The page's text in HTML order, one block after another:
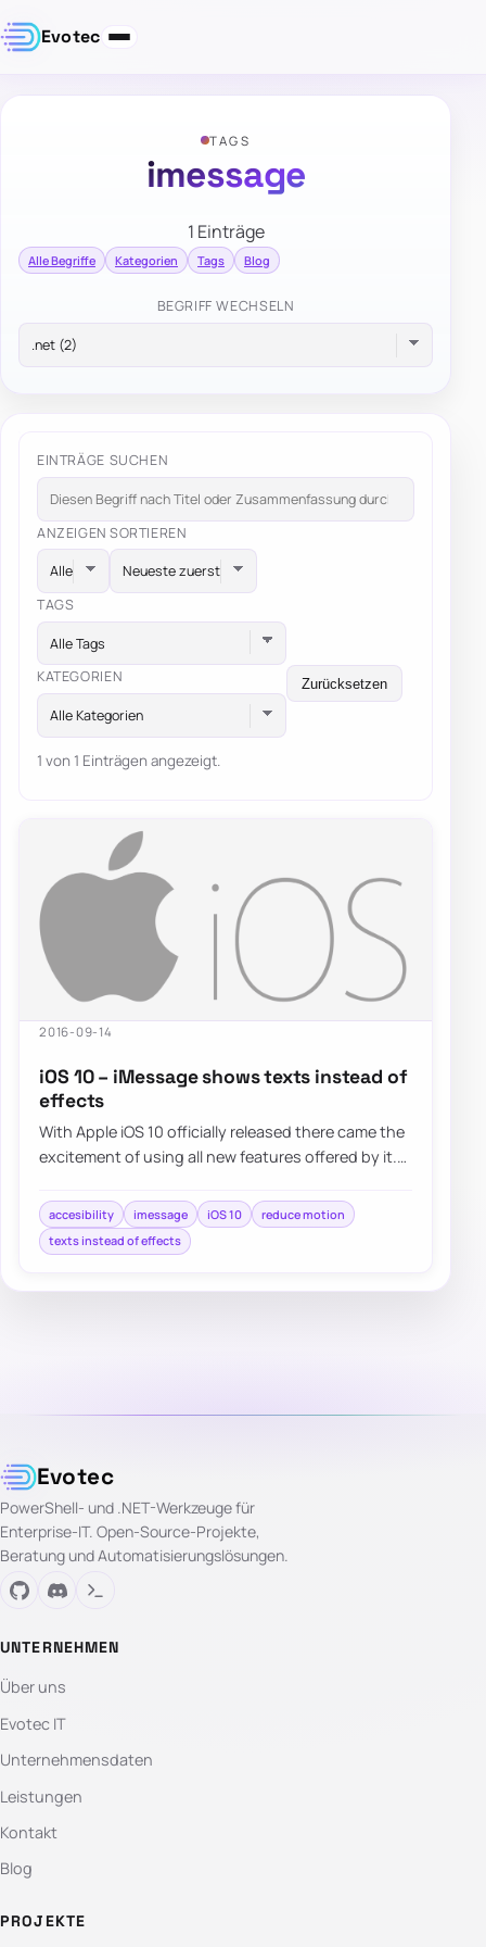
Evotec
TAGS
imessage
1 Einträge
Alle Begriffe Kategorien Tags Blog
BEGRIFF WECHSELN
EINTRÄGE SUCHEN
ANZEIGEN SORTIEREN
TAGS
Alle Tags
KATEGORIEN
Alle Kategorien
Zurücksetzen
1 von 1 Einträgen angezeigt.
2016-09-14
iOS 10 – iMessage shows texts instead of
effects
With Apple iOS 10 officially released there came the
excitement of using all new features offered by it.
accesibility imessage iOS 10
reduce motion
texts instead of effects
Evotec
PowerShell- und .NET-Werkzeuge für
Enterprise-IT. Open-Source-Projekte,
Beratung und Automatisierungslösungen.
UNTERNEHMEN
Über uns
Evotec IT
Unternehmensdaten
Leistungen
Kontakt
Blog
PROJEKTE